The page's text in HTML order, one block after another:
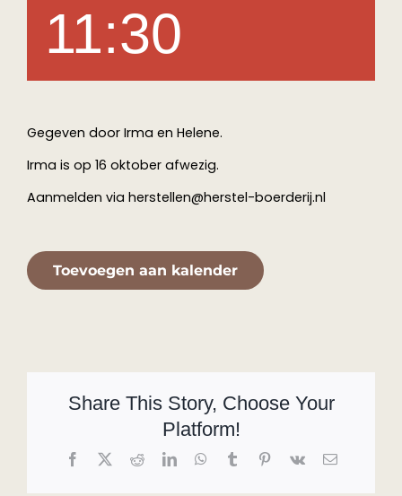
11:30
Gegeven door Irma en Helene.
Irma is op 16 oktober afwezig.
Aanmelden via herstellen@herstel-boerderij.nl
Toevoegen aan kalender
Share This Story, Choose Your
Platform!
Facebook
X RedditLinkedInWhatsApp
TumblrPinterest
Vk
E-